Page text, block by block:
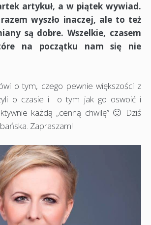
artykuł, a w piątek wywiad.
wyszło inaczej, ale to też
są dobre. Wszelkie, czasem
na początku nam się nie
o tym, czego pewnie większości z
o czasie i o tym jak go oswoić i
każdą „cenną chwilę” 🙂 Dziś
Zapraszam!